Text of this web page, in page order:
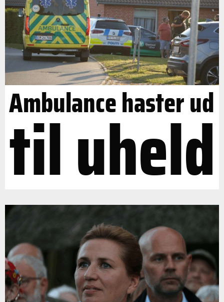
Ambulance haster ud
til uheld